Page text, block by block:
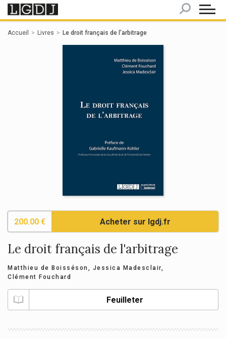
Accueil Livres Le droit français de l'arbitrage
200.00 € Acheter sur lgdj.fr
Le droit français de l'arbitrage
Matthieu de Boisséson, Jessica Madesclair,
Clément Fouchard
Feuilleter
Panneau de gestion des cookies